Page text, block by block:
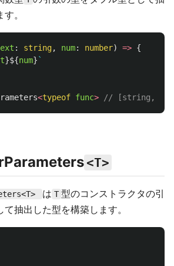
。
: string, num: number) => {
}${num} `
<typeof func> // [string,
<T>
は T 型のコンストラクタの引
抽出した型を構築します。